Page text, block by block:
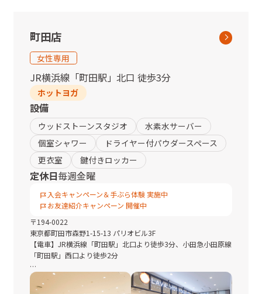
町田店
女性専用
JR横浜線「町田駅」 北口 徒歩3分
ホットヨガ
設備
ウッドストーンスタジオ
水素水サーバー
個室シャワー
ドライヤー付パウダースペース
更衣室
鍵付きロッカー
定休日毎週金曜
入会キャンペーン＆手ぶら体験 実施中
お友達紹介キャンペーン 開催中
〒194-0022
東京都町田市森野1-15-13 パリオビル3F
【電車】JR横浜線「町田駅」北口より徒歩3分、小田急小田原線
「町田駅」西口より徒歩2分
■駐車場・駐輪場：なし